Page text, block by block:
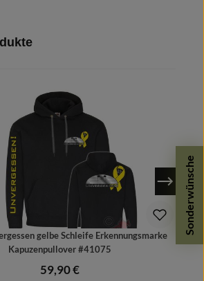
Sonderwünsche
gelbe Schleife Erkennungsmarke
Kapuzenpullover #41075
Regulärer Preis:
59,90 €